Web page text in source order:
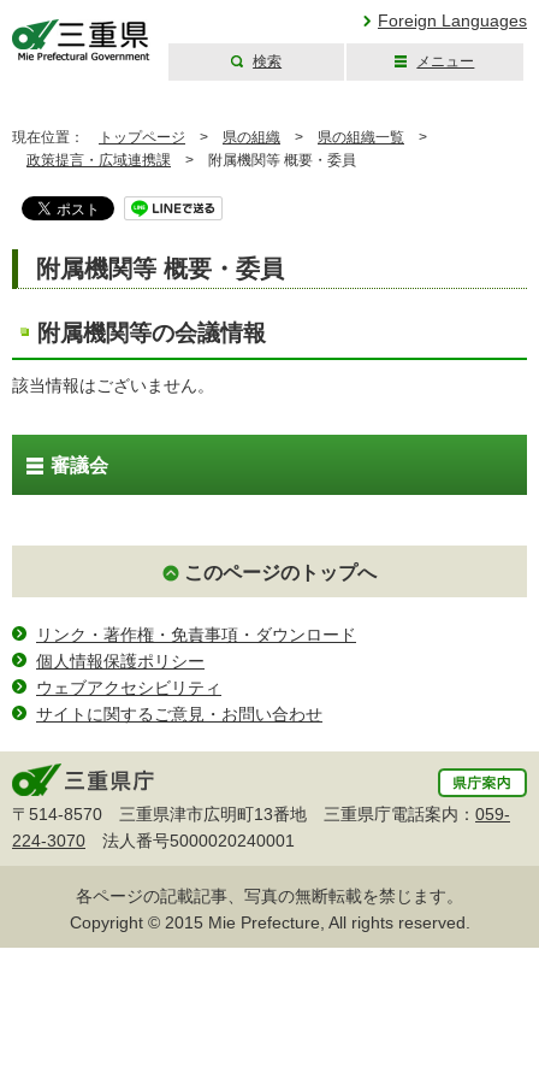
Foreign Languages
検索 メニュー
現在位置： トップページ > 県の組織 > 県の組織一覧 >
政策提言・広域連携課 > 附属機関等 概要・委員
附属機関等 概要・委員
附属機関等の会議情報
該当情報はございません。
審議会
このページのトップへ
リンク・著作権・免責事項・ダウンロード
個人情報保護ポリシー
ウェブアクセシビリティ
サイトに関するご意見・お問い合わせ
〒514-8570 三重県津市広明町13番地 三重県庁電話案内： 059-
224-3070 法人番号5000020240001
各ページの記載記事、写真の無断転載を禁じます。
Copyright © 2015 Mie Prefecture, All rights reserved.